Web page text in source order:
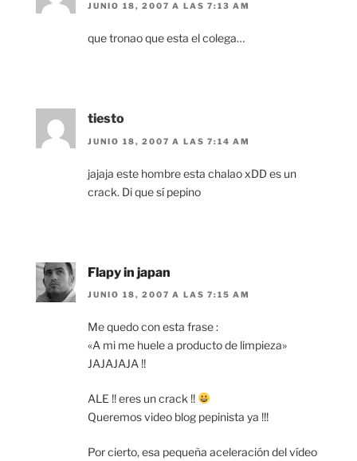
JUNIO 18, 2007 A LAS 7:13 AM
que tronao que esta el colega…
tiesto
JUNIO 18, 2007 A LAS 7:14 AM
jajaja este hombre esta chalao xDD es un
crack. Di que sí pepino
Flapy in japan
JUNIO 18, 2007 A LAS 7:15 AM
Me quedo con esta frase :
«A mi me huele a producto de limpieza»
JAJAJAJA !!
ALE !! eres un crack !!
Queremos video blog pepinista ya !!!
Por cierto, esa pequeña aceleración del vídeo